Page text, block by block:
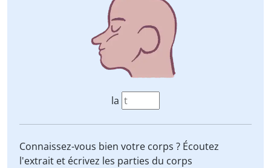
la
Connaissez-vous bien votre corps ? Écoutez
l'extrait et écrivez les parties du corps